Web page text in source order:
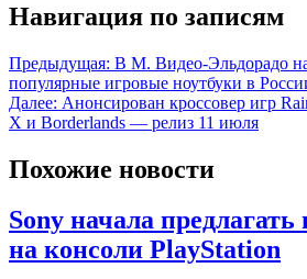
Навигация по записям
Предыдущая: В М. Видео-Эльдорадо
популярные игровые ноутбуки в
Далее: Анонсирован кроссовер игр
X и Borderlands — релиз 11 июля
Похожие новости
Sony начала предлагать
на консоли PlayStation